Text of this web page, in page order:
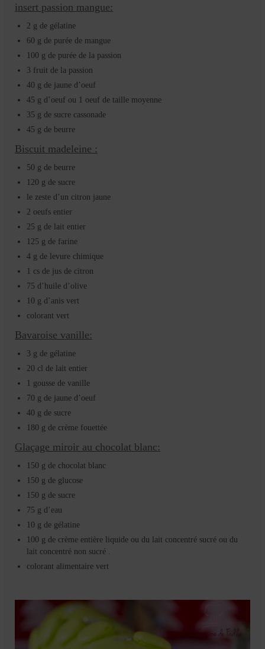
insert passion mangue:
2 g de gélatine
60 g de purée de mangue
100 g de purée de la passion
3 fruit de la passion
40 g de jaune d’oeuf
45 g d’oeuf ou 1 oeuf de taille moyenne
35 g de sucre cassonade
45 g de beurre
Biscuit madeleine :
50 g de beurre
120 g de sucre
le zeste d’un citron jaune
2 oeufs entier
25 g de lait entier
125 g de farine
4 g de levure chimique
1 cs de jus de citron
75 d’huile d’olive
10 g d’anis vert
colorant vert
Bavaroise vanille:
3 g de gélatine
20 cl de lait entier
1 gousse de vanille
70 g de jaune d’oeuf
40 g de sucre
180 g de crème fouettée
Glaçage miroir au chocolat blanc:
150 g de chocolat blanc
150 g de glucose
150 g de sucre
75 g d’eau
10 g de gélatine
100 g de crème entière liquide ou du lait concentré sucré ou du
lait concentré non sucré .
colorant alimentaire vert